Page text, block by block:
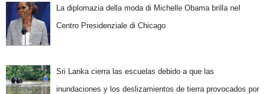
La diplomazia della moda di Michelle Obama brilla nel
Centro Presidenziale di Chicago
Sri Lanka cierra las escuelas debido a que las
inundaciones y los deslizamientos de tierra provocados por